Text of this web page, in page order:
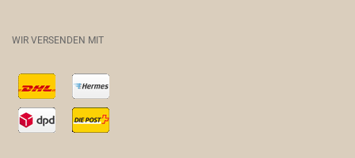
WIR VERSENDEN MIT